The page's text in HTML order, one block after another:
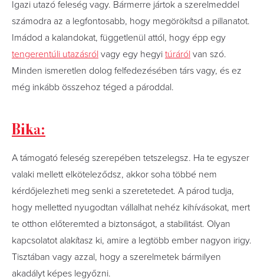
Igazi utazó feleség vagy. Bármerre jártok a szerelmeddel
számodra az a legfontosabb, hogy megörökítsd a pillanatot.
Imádod a kalandokat, függetlenül attól, hogy épp egy
tengerentúli utazásról vagy egy hegyi túráról van szó.
Minden ismeretlen dolog felfedezésében társ vagy, és ez
még inkább összehoz téged a pároddal.
Bika:
A támogató feleség szerepében tetszelegsz. Ha te egyszer
valaki mellett elköteleződsz, akkor soha többé nem
kérdőjelezheti meg senki a szeretetedet. A párod tudja,
hogy melletted nyugodtan vállalhat nehéz kihívásokat, mert
te otthon előteremted a biztonságot, a stabilitást. Olyan
kapcsolatot alakítasz ki, amire a legtöbb ember nagyon irigy.
Tisztában vagy azzal, hogy a szerelmetek bármilyen
akadályt képes legyőzni.